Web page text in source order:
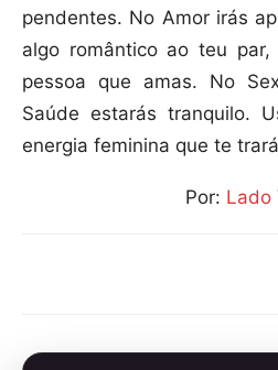
pendentes. No Amor irás
algo romântico ao teu par,
pessoa que amas. No
Saúde estarás tranquilo.
energia feminina que te
Por: Lado